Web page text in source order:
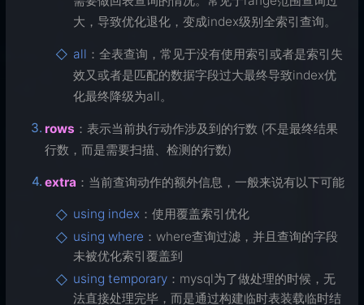
大，导致优化退化，变成index级别全索引查询。
all ：全表查询，常见于没有使用索引或者是索引失
效又或者是匹配的数据字段过大最终导致index优
化最终降级为all。
rows ：表示当前执行动作涉及到的行数 (不是最终结果
行数，而是需要扫描、检测的行数)
extra ：当前查询动作的额外信息，一般来说有以下可能
using index ：使用覆盖索引优化
using where ：where查询过滤，并且查询的字段
未被优化索引覆盖到
using temporary：mysql为了做处理的时候，无
法直接处理完毕，而是通过构建临时表装载临时结